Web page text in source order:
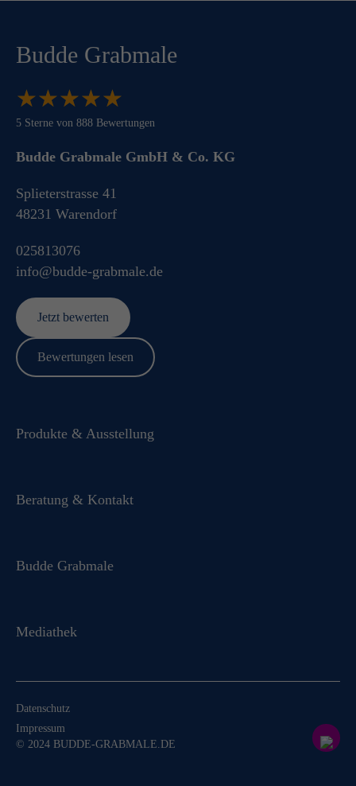
Budde Grabmale
★★★★★
★★★★★
5 Sterne von 888 Bewertungen
Budde Grabmale GmbH & Co. KG
info@budde-grabmale.de
025813076
Splieterstrasse 41
48231 Warendorf
Jetzt bewerten
Bewertungen lesen
Produkte & Ausstellung
Beratung & Kontakt
Budde Grabmale
Mediathek
© 2024 BUDDE-GRABMALE.DE
Datenschutz
Impressum